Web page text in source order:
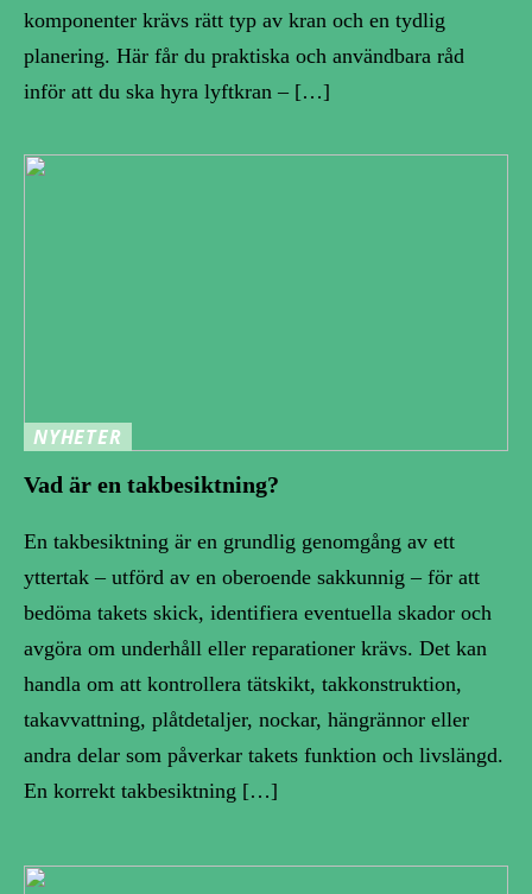
komponenter krävs rätt typ av kran och en tydlig
planering. Här får du praktiska och användbara råd
inför att du ska hyra lyftkran – […]
NYHETER
Vad är en takbesiktning?
En takbesiktning är en grundlig genomgång av ett
yttertak – utförd av en oberoende sakkunnig – för att
bedöma takets skick, identifiera eventuella skador och
avgöra om underhåll eller reparationer krävs. Det kan
handla om att kontrollera tätskikt, takkonstruktion,
takavvattning, plåtdetaljer, nockar, hängrännor eller
andra delar som påverkar takets funktion och livslängd.
En korrekt takbesiktning […]